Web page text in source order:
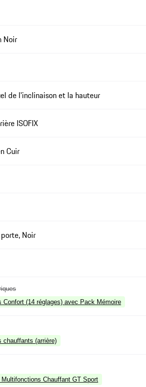
Noir
de l'inclinaison et la hauteur
ISOFIX
Cuir
Noir
Confort (14 réglages) avec Pack Mémoire
chauffants (arrière)
Multifonctions Chauffant GT Sport